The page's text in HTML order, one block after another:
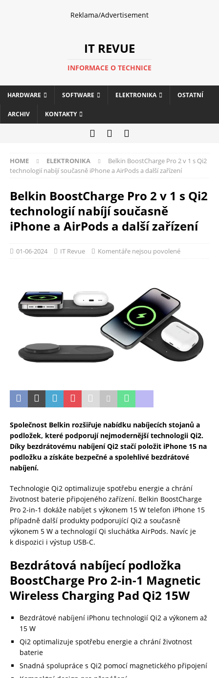
Reklama/Advertisement
IT REVUE
INFORMACE O TECHNICE
HARDWARE SOFTWARE ELEKTRONIKA OSTATNÍ
ARCHIV KONTAKTY
HOME ELEKTRONIKA
Belkin BoostCharge Pro 2 v 1 s Qi2
technologií nabíjí současně iPhone a AirPods a další zařízení
Belkin BoostCharge Pro 2 v 1 s Qi2
technologií nabíjí současně
iPhone a AirPods a další zařízení
01-06-2024 IT Revue Komentáře nejsou povolené
Společnost Belkin rozšiřuje nabídku nabíjecích stojanů a
podložek, které podporují nejmodernější technologii Qi2.
Díky bezdrátovému nabíjení Qi2 stačí položit iPhone 15 na
podložku a získáte bezpečné a spolehlivé bezdrátové
nabíjení.
Technologie Qi2 optimalizuje spotřebu energie a chrání
životnost baterie připojeného zařízení. Belkin BoostCharge
Pro 2-in-1 dokáže nabíjet s výkonem 15 W telefon iPhone 15
případně další produkty podporující Qi2 a současně
výkonem 5 W a technologií Qi sluchátka AirPods. Navíc je
k dispozici i výstup USB-C.
Bezdrátová nabíjecí podložka
BoostCharge Pro 2-in-1 Magnetic
Wireless Charging Pad Qi2 15W
Bezdrátové nabíjení iPhonu technologií Qi2 a výkonem až
15 W
Qi2 optimalizuje spotřebu energie a chrání životnost
baterie
Snadná spolupráce s Qi2 pomocí magnetického připojení